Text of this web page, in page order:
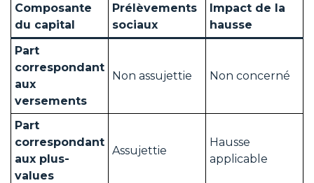
Composante
du capital
Prélèvements
sociaux
Impact de la
hausse
Part
correspondant
aux
versements
Non assujettie Non concerné
Part
correspondant
aux plus-
values
Assujettie
Hausse
applicable